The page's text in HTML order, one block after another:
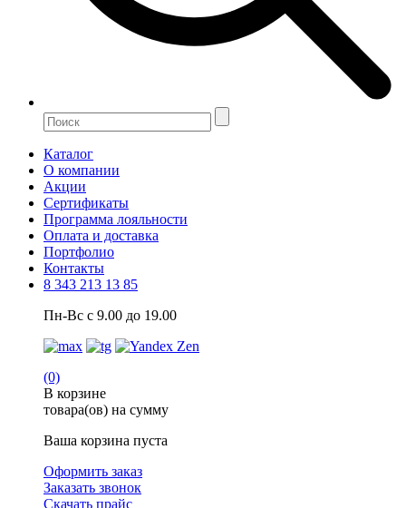
Каталог
О компании
Акции
Сертификаты
Программа лояльности
Оплата и доставка
Портфолио
Контакты
8 343 213 13 85
Пн-Вс с 9.00 до 19.00
(0)
В корзине
товара(ов) на сумму
Ваша корзина пуста
Оформить заказ
Заказать звонок
Скачать прайс